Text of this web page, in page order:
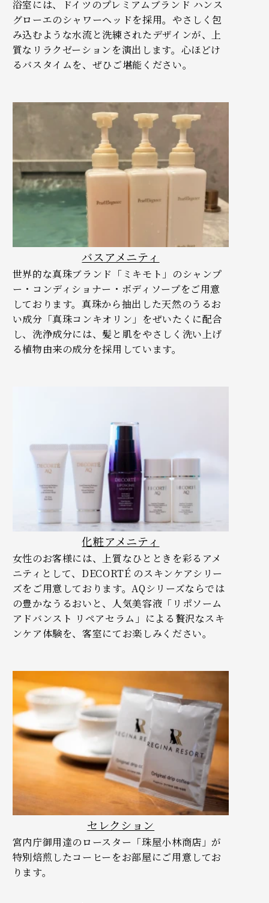
浴室には、ドイツのプレミアムブランド ハンス
グローエのシャワーヘッドを採用。やさしく包
み込むような水流と洗練されたデザインが、上
質なリラクゼーションを演出します。心ほどけ
るバスタイムを、ぜひご堪能ください。
バスアメニティ
世界的な真珠ブランド「ミキモト」のシャンプ
ー・コンディショナー・ボディソープをご用意
しております。真珠から抽出した天然のうるお
い成分「真珠コンキオリン」をぜいたくに配合
し、洗浄成分には、髪と肌をやさしく洗い上げ
る植物由来の成分を採用しています。
化粧アメニティ
女性のお客様には、上質なひとときを彩るアメ
ニティとして、DECORTÉ のスキンケアシリー
ズをご用意しております。AQシリーズならでは
の豊かなうるおいと、人気美容液「リポソーム
アドバンスト リペアセラム」による贅沢なスキ
ンケア体験を、客室にてお楽しみください。
セレクション
宮内庁御用達のロースター「珠屋小林商店」が
特別焙煎したコーヒーをお部屋にご用意してお
ります。